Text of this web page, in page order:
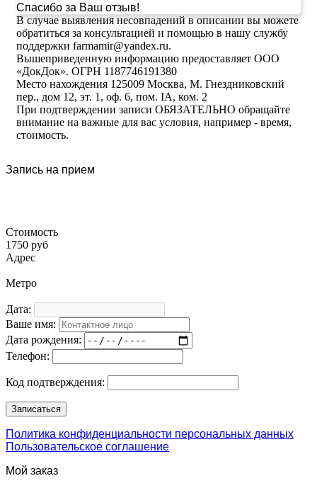
Спасибо за Ваш отзыв!
В случае выявления несовпадений в описании вы можете
обратиться за консультацией и помощью в нашу службу
поддержки farmamir@yandex.ru.
Вышеприведенную информацию предоставляет ООО
«ДокДок». ОГРН 1187746191380
Место нахождения 125009 Москва, М. Гнездниковский
пер., дом 12, эт. 1, оф. 6, пом. IA, ком. 2
При подтверждении записи ОБЯЗАТЕЛЬНО обращайте
внимание на важные для вас условия, например - время,
стоимость.
Запись на прием
Стоимость
1750 руб
Адрес
Метро
Дата:
Ваше имя:
Дата рождения:
Телефон:
Код подтверждения:
Политика конфиденциальности персональных данных
Пользовательское соглашение
Мой заказ